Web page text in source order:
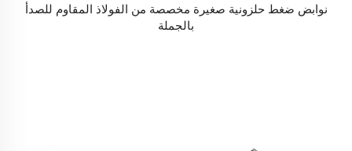
نوابض ضغط حلزونية صغيرة مخصصة من الفولاذ المقاوم للصدأ
بالجملة